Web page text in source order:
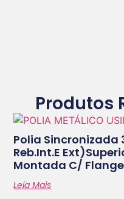
Produtos
Polia
Reb.int.e
Montada C/
Leia Mais